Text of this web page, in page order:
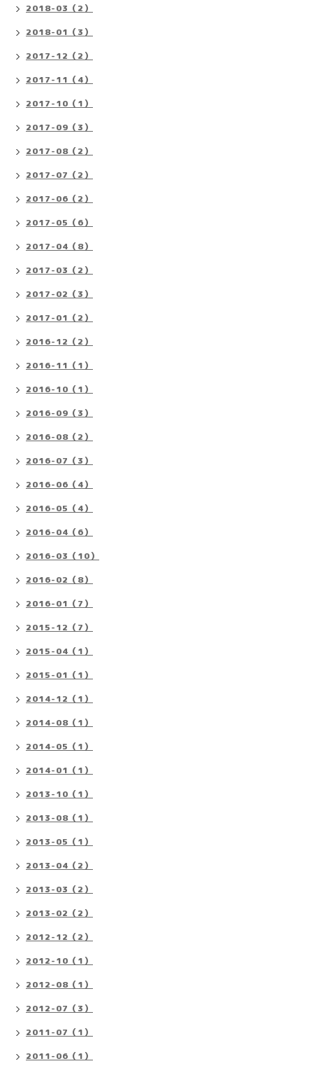
2018-03（2）
2018-01（3）
2017-12（2）
2017-11（4）
2017-10（1）
2017-09（3）
2017-08（2）
2017-07（2）
2017-06（2）
2017-05（6）
2017-04（8）
2017-03（2）
2017-02（3）
2017-01（2）
2016-12（2）
2016-11（1）
2016-10（1）
2016-09（3）
2016-08（2）
2016-07（3）
2016-06（4）
2016-05（4）
2016-04（6）
2016-03（10）
2016-02（8）
2016-01（7）
2015-12（7）
2015-04（1）
2015-01（1）
2014-12（1）
2014-08（1）
2014-05（1）
2014-01（1）
2013-10（1）
2013-08（1）
2013-05（1）
2013-04（2）
2013-03（2）
2013-02（2）
2012-12（2）
2012-10（1）
2012-08（1）
2012-07（3）
2011-07（1）
2011-06（1）